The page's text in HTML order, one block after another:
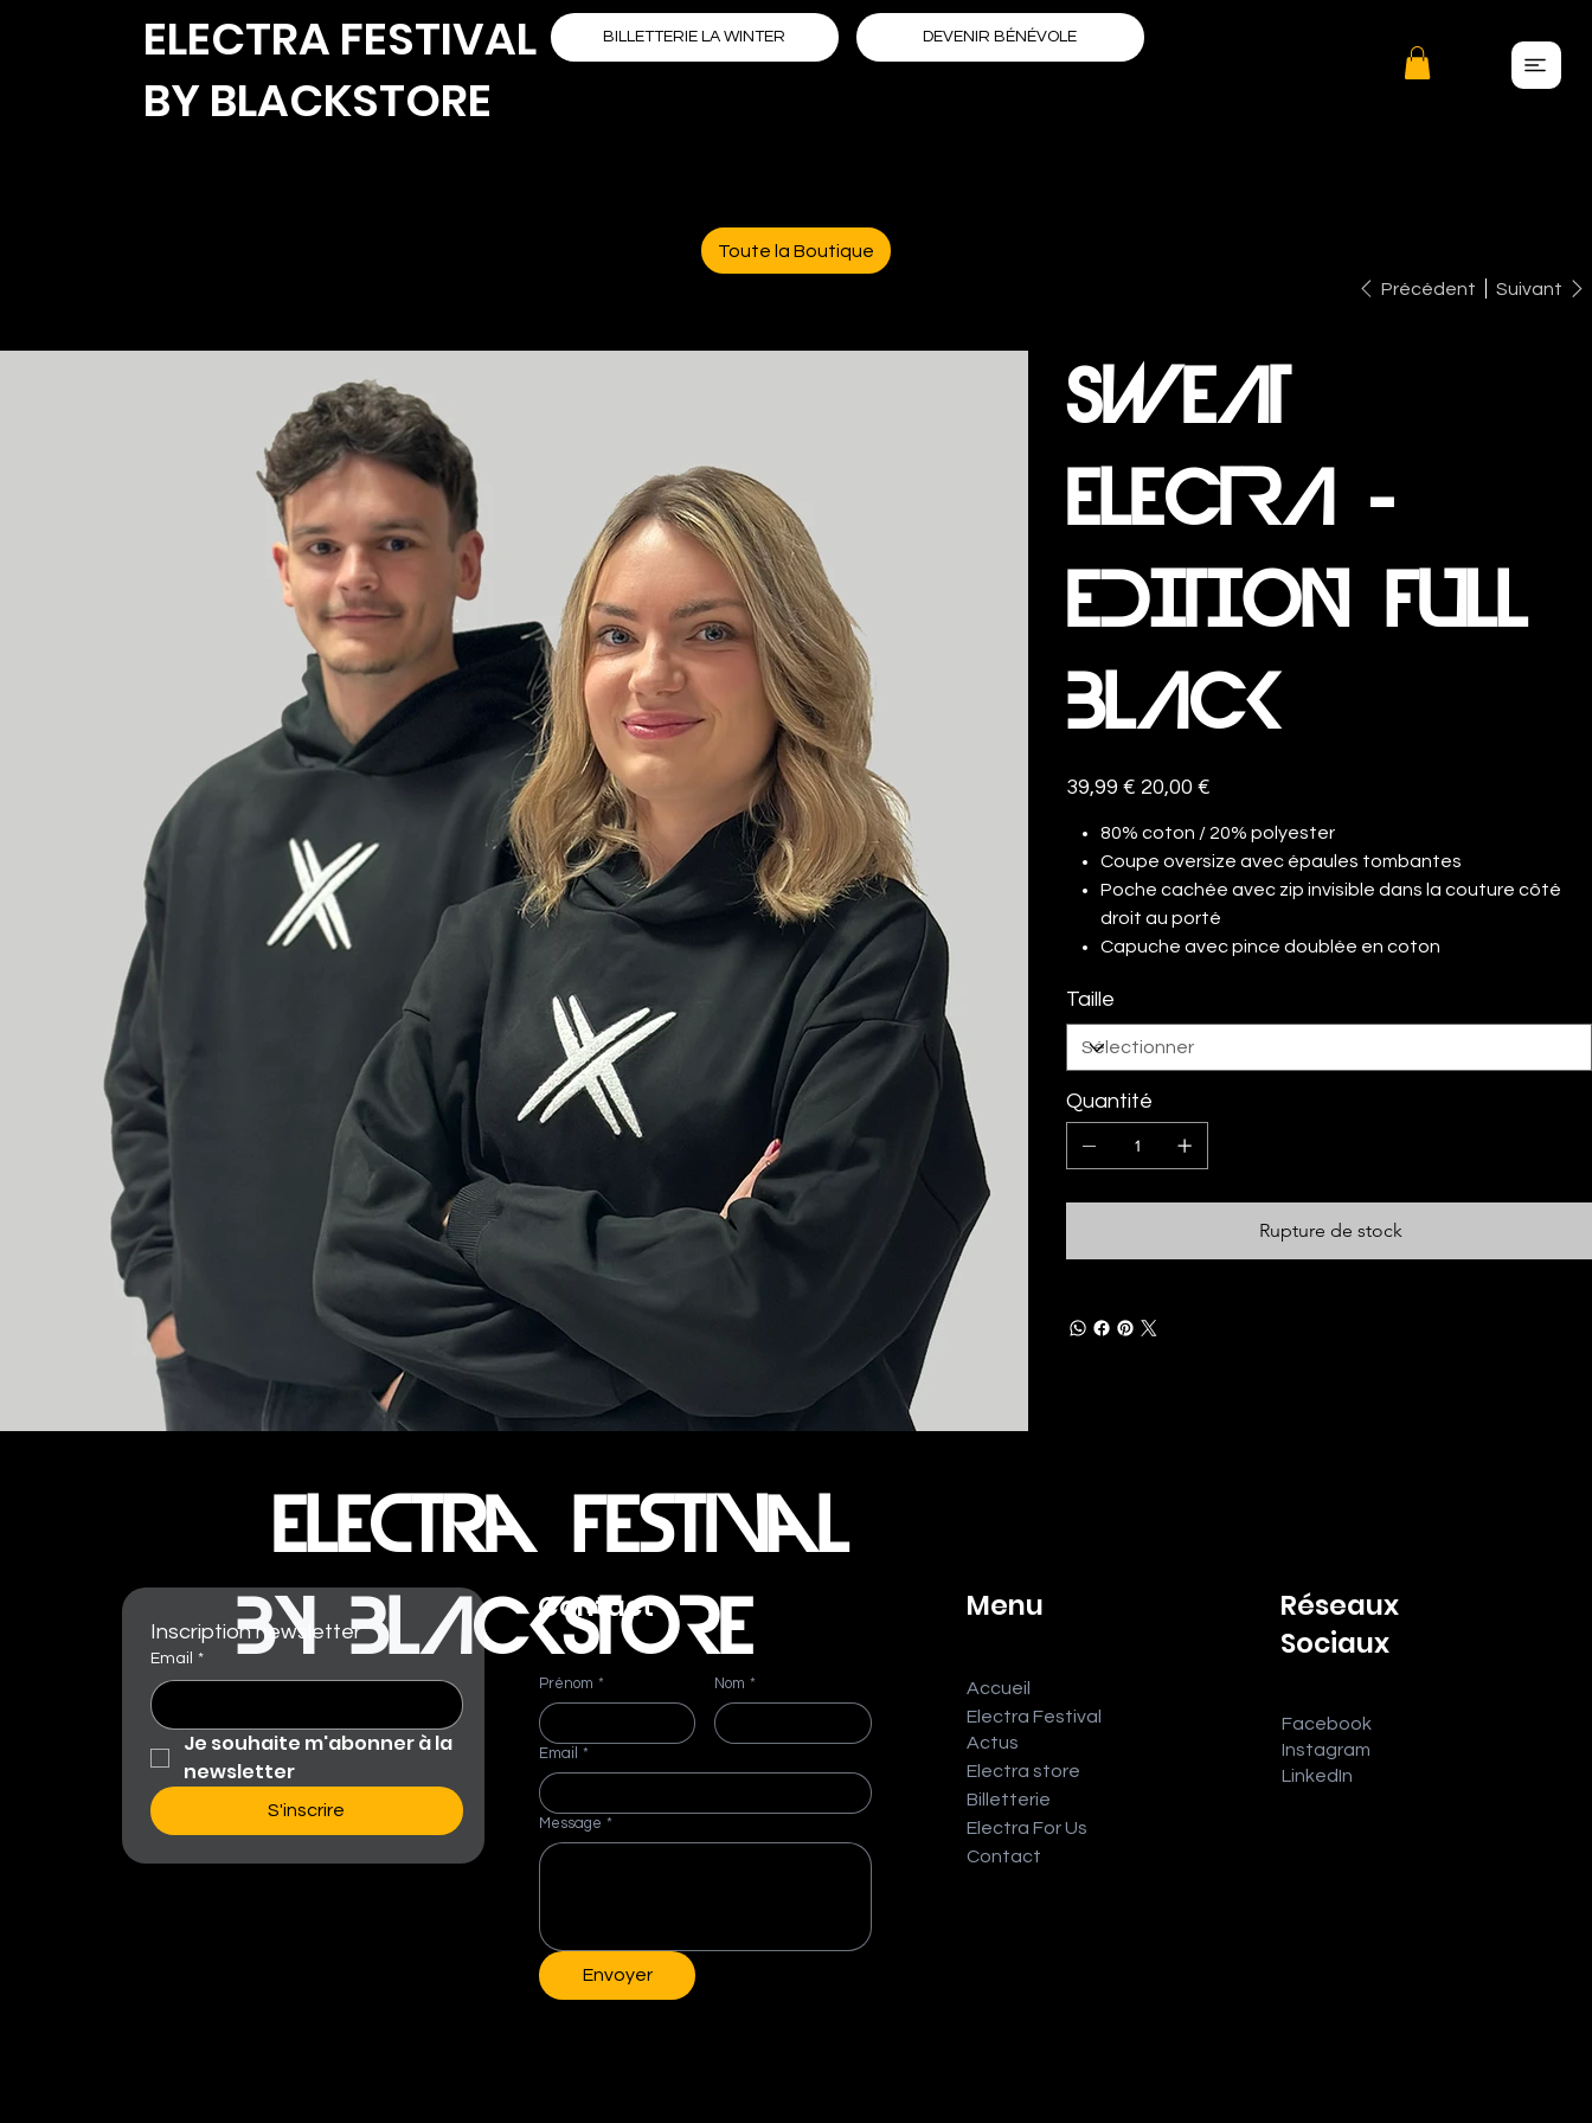
ELECTRA FESTIVAL
BY BLACKSTORE
BILLETTERIE LA WINTER DEVENIR BÉNÉVOLE
Toute la Boutique
Précédent
Suivant
SWEAT
ELECTRA -
EDITION FULL
BLACK
Prix
d’origine
39,99 €
Prix
promotionnel
20,00 €
80% coton / 20% polyester
Coupe oversize avec épaules tombantes
Poche cachée avec zip invisible dans la couture côté
droit au porté
Capuche avec pince doublée en coton
Taille
Quantité
Rupture de stock
electra festival
BY BLACKSTORE
Inscription newsletter
Email *
Je souhaite m'abonner à la
newsletter
S'inscrire
Contact
Prénom * Nom *
Email *
Message *
Envoyer
Menu
Accueil
Electra Festival
Actus
Electra store
Billetterie
Electra For Us
Contact
Réseaux
Sociaux
Facebook
Instagram
LinkedIn